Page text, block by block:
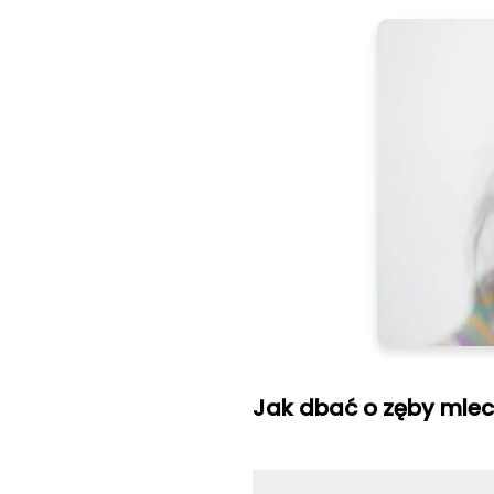
Jak dbać o zęby